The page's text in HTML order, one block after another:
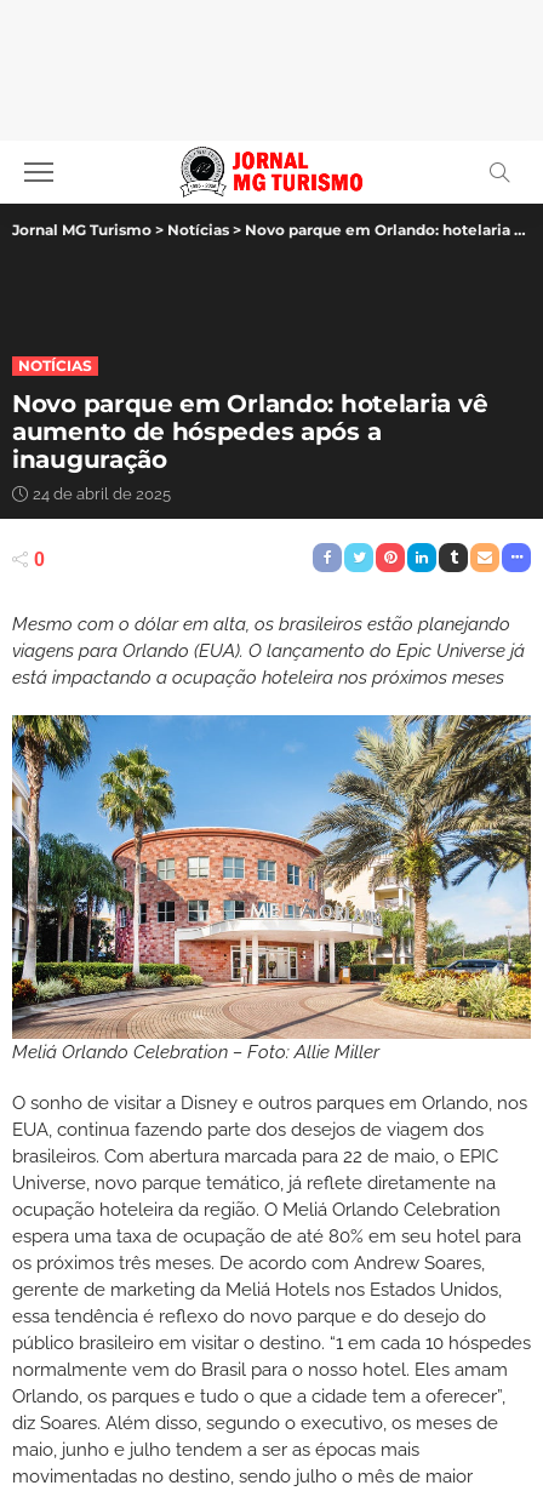
Jornal MG Turismo > Notícias > Novo parque em Orlando: hotelaria vê aumento de hóspedes após a inauguração
NOTÍCIAS
Novo parque em Orlando: hotelaria vê
aumento de hóspedes após a
inauguração
24 de abril de 2025
0
Mesmo com o dólar em alta, os brasileiros estão planejando
viagens para Orlando (EUA). O lançamento do Epic Universe já
está impactando a ocupação hoteleira nos próximos meses
Meliá Orlando Celebration – Foto: Allie Miller
O sonho de visitar a Disney e outros parques em Orlando, nos
EUA, continua fazendo parte dos desejos de viagem dos
brasileiros. Com abertura marcada para 22 de maio, o EPIC
Universe, novo parque temático, já reflete diretamente na
ocupação hoteleira da região. O Meliá Orlando Celebration
espera uma taxa de ocupação de até 80% em seu hotel para
os próximos três meses. De acordo com Andrew Soares,
gerente de marketing da Meliá Hotels nos Estados Unidos,
essa tendência é reflexo do novo parque e do desejo do
público brasileiro em visitar o destino. “1 em cada 10 hóspedes
normalmente vem do Brasil para o nosso hotel. Eles amam
Orlando, os parques e tudo o que a cidade tem a oferecer”,
diz Soares. Além disso, segundo o executivo, os meses de
maio, junho e julho tendem a ser as épocas mais
movimentadas no destino, sendo julho o mês de maior